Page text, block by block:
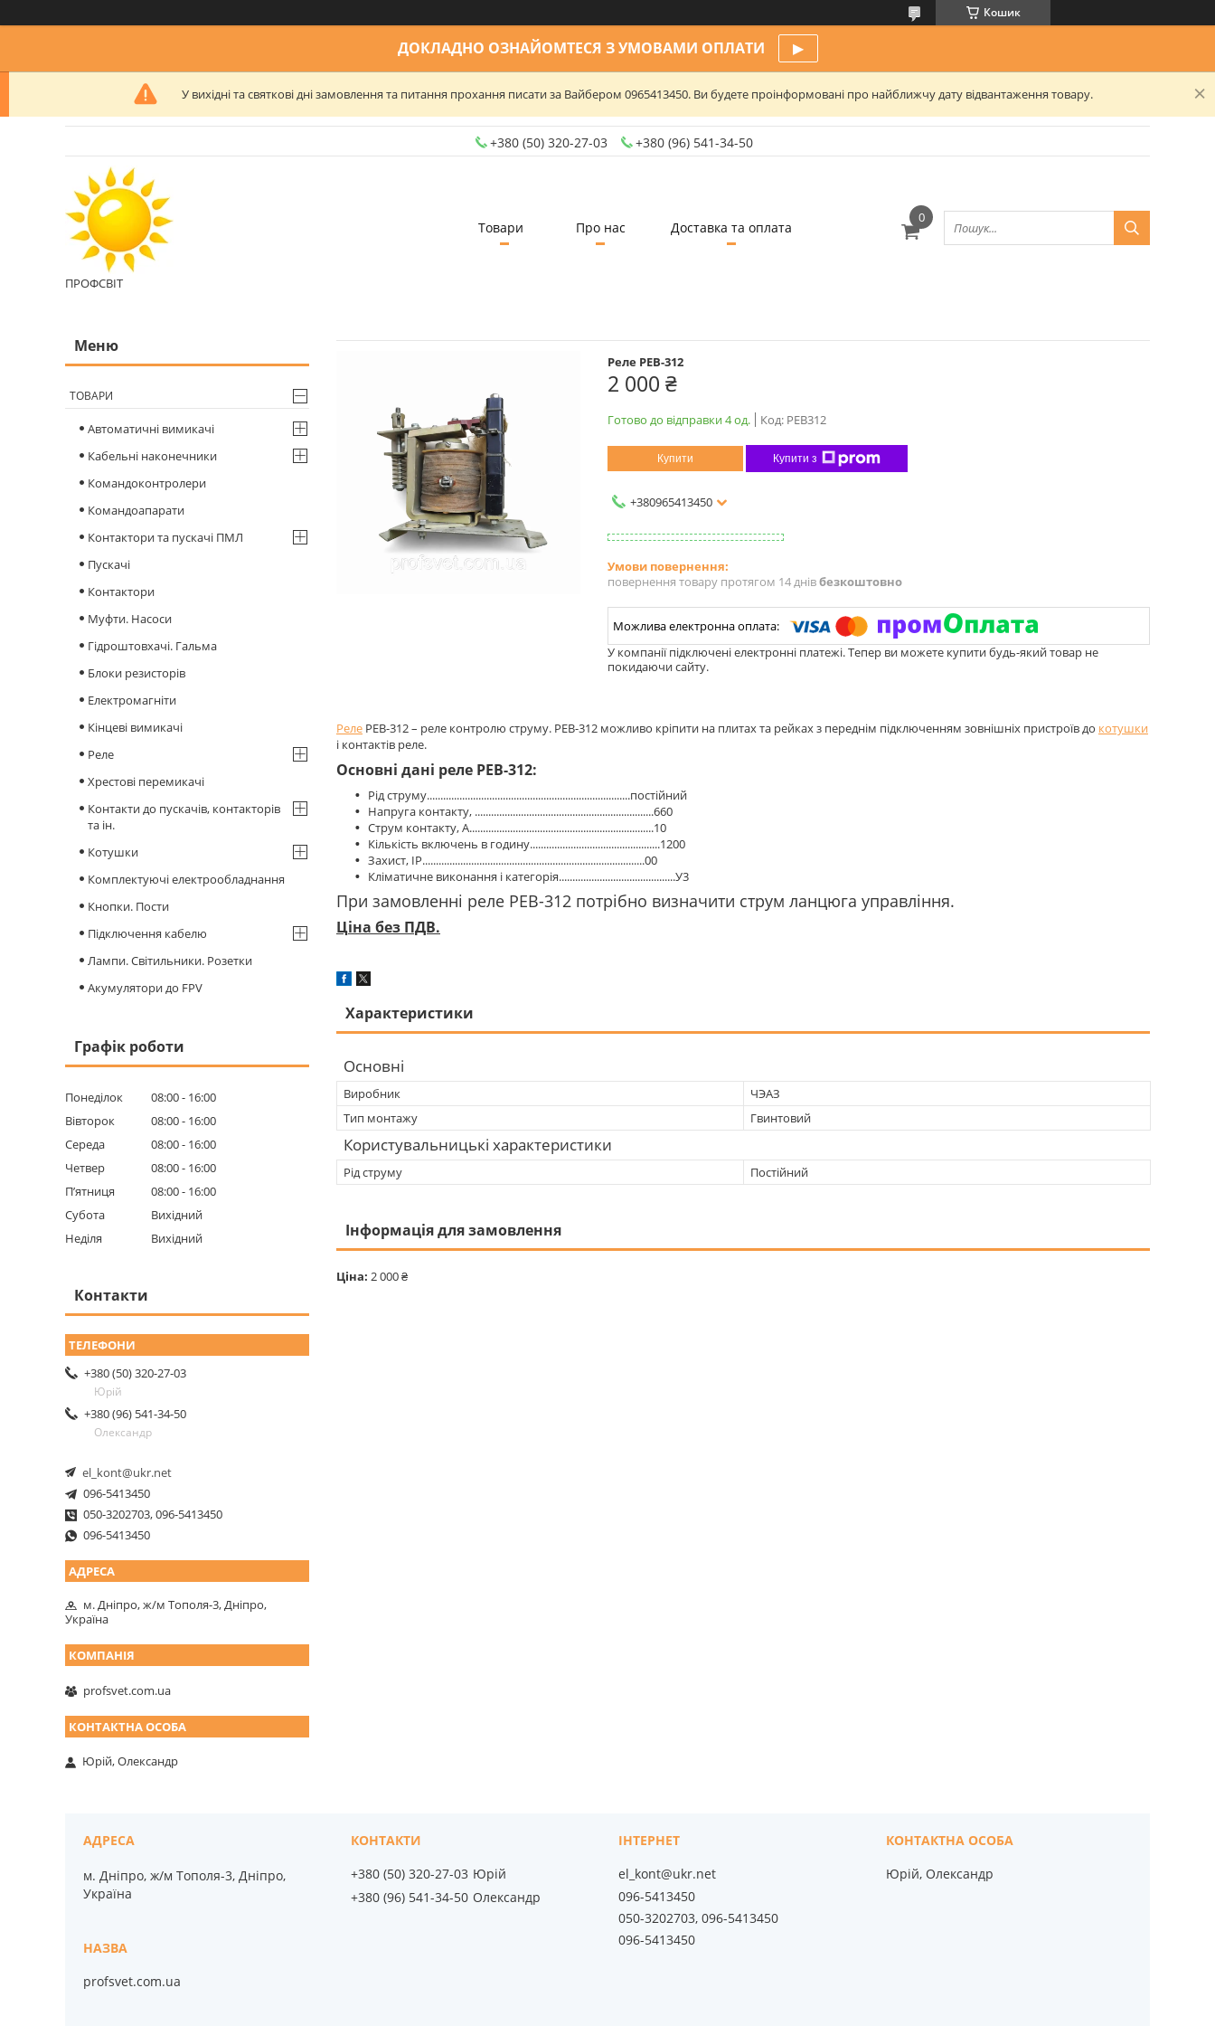
Кошик
ДОКЛАДНО ОЗНАЙОМТЕСЯ З УМОВАМИ ОПЛАТИ ▶
У вихідні та святкові дні замовлення та питання прохання писати за Вайбером 0965413450. Ви будете проінформовані про найближчу дату відвантаження товару.
+380 (50) 320-27-03 +380 (96) 541-34-50
ПРОФСВІТ
Товари Про нас Доставка та оплата
Реле РЕВ-312
2 000 ₴
Готово до відправки 4 од. Код: РЕВ312
Купити Купити з
+380965413450
повернення товару протягом 14 днівбезкоштовно
У компанії підключені електронні платежі. Тепер ви можете купити будь-який товар не
покидаючи сайту.
Реле РЕВ-312 – реле контролю струму. РЕВ-312 можливо кріпити на плитах та рейках з переднім підключенням зовнішніх пристроїв до котушки
і контактів реле.
Основні дані реле РЕВ-312:
Рід струму...........................................................................постійний
Напруга контакту, ..................................................................660
Струм контакту, А....................................................................10
Кількість включень в годину................................................1200
Захист, IP..................................................................................00
Кліматичне виконання і категорія...........................................У3
При замовленні реле РЕВ-312 потрібно визначити струм ланцюга управління.
Ціна без ПДВ.
Характеристики
Основні
Виробник
ЧЭАЗ
Тип монтажу
Гвинтовий
Користувальницькі характеристики
Рід струму Постійний
Інформація для замовлення
Ціна: 2 000 ₴
ТОВАРИ
Автоматичні вимикачі
Кабельні наконечники
Командоконтролери
Командоапарати
Контактори та пускачі ПМЛ
Пускачі
Контактори
Муфти. Насоси
Гідроштовхачі. Гальма
Блоки резисторів
Електромагніти
Кінцеві вимикачі
Реле
Хрестові перемикачі
Контакти до пускачів, контакторів
та ін.
Котушки
Комплектуючі електрообладнання
Кнопки. Пости
Підключення кабелю
Лампи. Світильники. Розетки
Акумулятори до FPV
Графік роботи
Понеділок 08:00
16:00
Вівторок
08:00
16:00
Середа
08:00
16:00
Четвер
08:00
16:00
Пʼятниця
08:00
16:00
Субота
Вихідний
Неділя
Вихідний
Контакти
+380 (50) 320-27-03
Юрій
+380 (96) 541-34-50
Олександр
el_kont@ukr.net
096-5413450
050-3202703, 096-5413450
096-5413450
м. Дніпро, ж/м Тополя-3, Дніпро,
Україна
profsvet.com.ua
Юрій, Олександр
м. Дніпро, ж/м Тополя-3, Дніпро,
Україна
profsvet.com.ua
+380 (50) 320-27-03 Юрій
+380 (96) 541-34-50 Олександр
el_kont@ukr.net
096-5413450
050-3202703, 096-5413450
096-5413450
Юрій, Олександр